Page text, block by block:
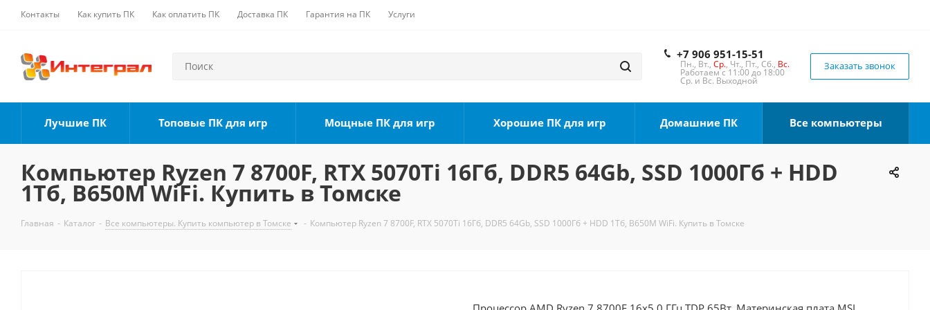
Контакты Как купить ПК Как оплатить ПК Доставка ПК Гарантия на ПК Услуги
+7 906 951-15-51
Пн., Вт., Ср., Чт., Пт., Сб., Вс.
Работаем с 11:00 до 18:00
Ср. и Вс. Выходной
Заказать звонок
Лучшие ПК Топовые ПК для игр Мощные ПК для игр Хорошие ПК для игр Домашние ПК Все компьютеры
Компьютер Ryzen 7 8700F, RTX 5070Ti 16Гб, DDR5 64Gb, SSD 1000Гб + HDD
1Тб, B650M WiFi. Купить в Томске
Главная - Каталог - Все компьютеры. Купить компьютер в Томске - Компьютер Ryzen 7 8700F, RTX 5070Ti 16Гб, DDR5 64Gb, SSD 1000Гб + HDD 1Тб, B650M WiFi. Купить в Томске